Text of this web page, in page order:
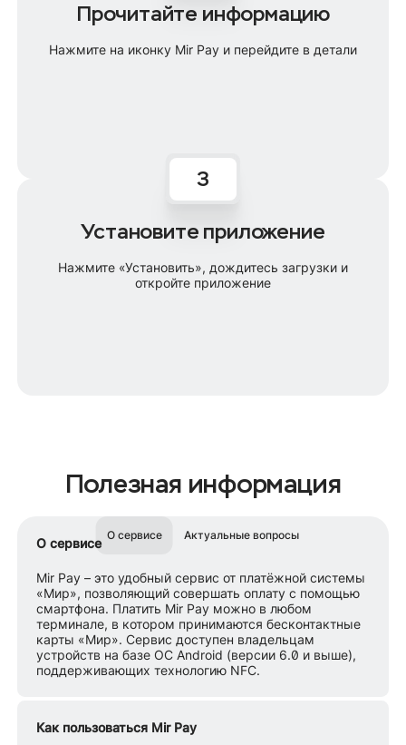
Прочитайте информацию
Нажмите на иконку Mir Pay и перейдите в детали
Установите приложение
Нажмите «Установить», дождитесь загрузки и
откройте приложение
Полезная информация
О сервисе Актуальные вопросы
О сервисе
Mir Pay – это удобный сервис от платёжной системы
«Мир», позволяющий совершать оплату с помощью
смартфона. Платить Mir Pay можно в любом
терминале, в котором принимаются бесконтактные
карты «Мир». Сервис доступен владельцам
устройств на базе ОС Android (версии 6.0 и выше),
поддерживающих технологию NFC.
Как пользоваться Mir Pay